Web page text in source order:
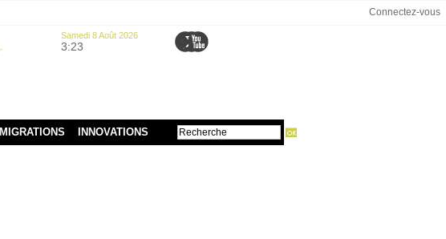
Connectez-vous
Samedi 8 Août 2026
3:23
MIGRATIONS INNOVATIONS